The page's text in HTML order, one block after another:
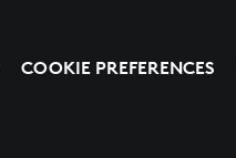
COOKIE PREFERENCES